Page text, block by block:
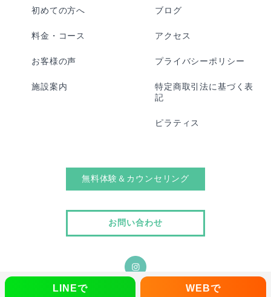
初めての方へ
料金・コース
お客様の声
施設案内
ブログ
アクセス
プライバシーポリシー
特定商取引法に基づく表
記
ピラティス
無料体験＆カウンセリング
お問い合わせ
LINEで WEBで